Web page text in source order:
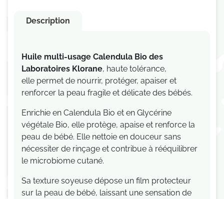
Description
Huile multi-usage Calendula Bio des
Laboratoires Klorane, haute tolérance,
elle permet de nourrir, protéger, apaiser et
renforcer la peau fragile et délicate des bébés.
Enrichie en Calendula Bio et en Glycérine
végétale Bio, elle protège, apaise et renforce la
peau de bébé. Elle nettoie en douceur sans
nécessiter de rinçage et contribue à rééquilibrer
le microbiome cutané.
Sa texture soyeuse dépose un film protecteur
sur la peau de bébé, laissant une sensation de